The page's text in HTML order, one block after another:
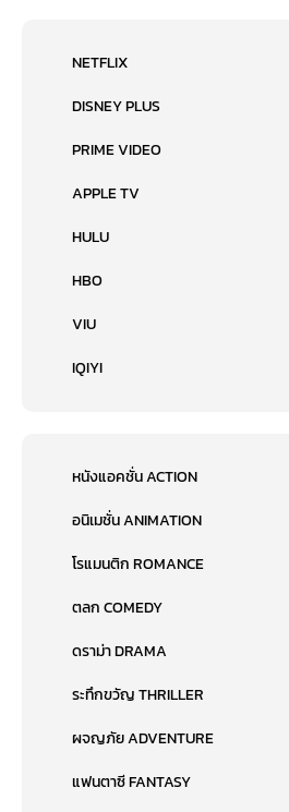
NETFLIX
DISNEY PLUS
PRIME VIDEO
APPLE TV
HULU
HBO
VIU
IQIYI
หนังแอคชั่น ACTION
อนิเมชั่น ANIMATION
โรแมนติก ROMANCE
ตลก COMEDY
ดราม่า DRAMA
ระทึกขวัญ THRILLER
ผจญภัย ADVENTURE
แฟนตาซี FANTASY